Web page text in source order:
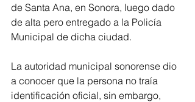
de Santa Ana, en Sonora, luego dado
de alta pero entregado a la Policía
Municipal de dicha ciudad.
La autoridad municipal sonorense dio
a conocer que la persona no traía
identificación oficial, sin embargo,